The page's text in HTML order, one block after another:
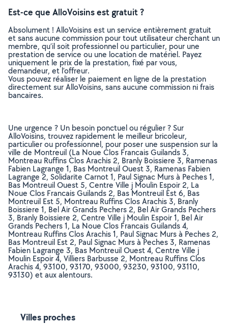
Est-ce que AlloVoisins est gratuit ?
Absolument ! AlloVoisins est un service entièrement gratuit
et sans aucune commission pour tout utilisateur cherchant un
membre, qu’il soit professionnel ou particulier, pour une
prestation de service ou une location de matériel. Payez
uniquement le prix de la prestation, fixé par vous,
demandeur, et l’offreur.
Vous pouvez réaliser le paiement en ligne de la prestation
directement sur AlloVoisins, sans aucune commission ni frais
bancaires.
Une urgence ? Un besoin ponctuel ou régulier ? Sur
AlloVoisins, trouvez rapidement le meilleur bricoleur,
particulier ou professionnel, pour poser une suspension sur la
ville de Montreuil (La Noue Clos Francais Guilands 3,
Montreau Ruffins Clos Arachis 2, Branly Boissiere 3, Ramenas
Fabien Lagrange 1, Bas Montreuil Ouest 3, Ramenas Fabien
Lagrange 2, Solidarite Carnot 1, Paul Signac Murs à Peches 1,
Bas Montreuil Ouest 5, Centre Ville j Moulin Espoir 2, La
Noue Clos Francais Guilands 2, Bas Montreuil Est 6, Bas
Montreuil Est 5, Montreau Ruffins Clos Arachis 3, Branly
Boissiere 1, Bel Air Grands Pechers 2, Bel Air Grands Pechers
3, Branly Boissiere 2, Centre Ville j Moulin Espoir 1, Bel Air
Grands Pechers 1, La Noue Clos Francais Guilands 4,
Montreau Ruffins Clos Arachis 1, Paul Signac Murs à Peches 2,
Bas Montreuil Est 2, Paul Signac Murs à Peches 3, Ramenas
Fabien Lagrange 3, Bas Montreuil Ouest 4, Centre Ville j
Moulin Espoir 4, Villiers Barbusse 2, Montreau Ruffins Clos
Arachis 4, 93100, 93170, 93000, 93230, 93100, 93110,
93130) et aux alentours.
Villes proches